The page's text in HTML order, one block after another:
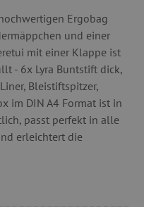
Ergobag
und einer
mit einer Klappe ist
- 6x Lyra Buntstift dick,
Bleistiftspitzer,
im DIN A4 Format ist in
passt perfekt in alle
erleichtert die